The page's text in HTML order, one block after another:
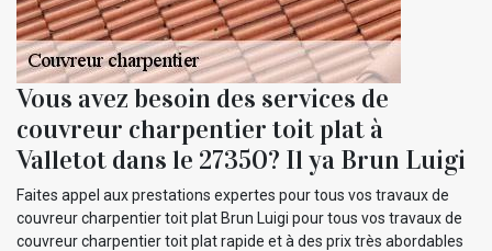
Vous avez besoin des services de
couvreur charpentier toit plat à
Valletot dans le 27350? Il ya Brun Luigi
Faites appel aux prestations expertes pour tous vos travaux de
couvreur charpentier toit plat Brun Luigi pour tous vos travaux de
couvreur charpentier toit plat rapide et à des prix très abordables